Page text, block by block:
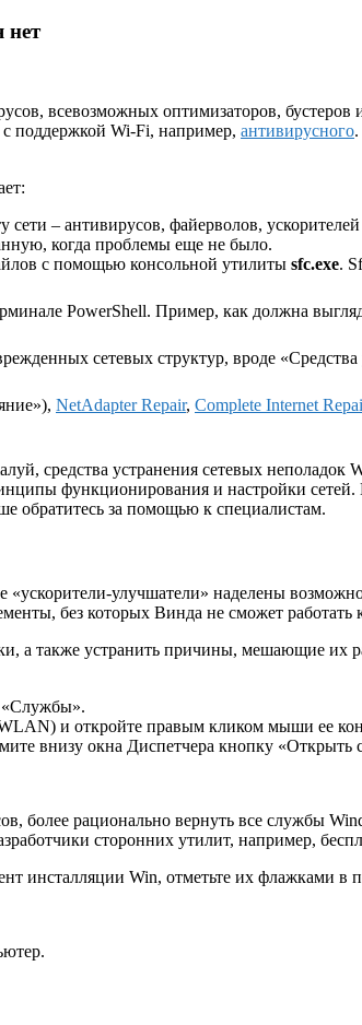
нет
всевозможных оптимизаторов,
поддержкой Wi-Fi, например, антивирусного
– антивирусов, файерволов, ускорителей
когда проблемы еще не было.
с помощью консольной утилиты sfc.exe.
PowerShell. Пример, как должна
сетевых структур, вроде
NetAdapter Repair, Complete Internet
средства устранения сетевых
функционирования и настройки
обратитесь за помощью к специалистам.
«ускорители-улучшатели» наделены
без которых Винда не сможет
а также устранить причины, мешающие их
«Службы».
и откройте правым кликом мыши ее
внизу окна Диспетчера кнопку «Открыть
более рационально вернуть все службы
сторонних утилит, например,
инсталляции Win, отметьте их флажками в